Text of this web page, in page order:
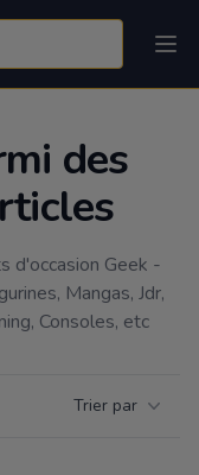
des
d'occasion Geek -
Mangas, Jdr,
Consoles, etc
Trier par